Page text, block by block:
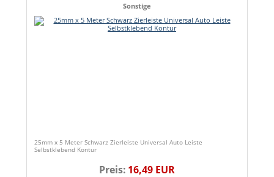
Sonstige
25mm x 5 Meter Schwarz Zierleiste Universal Auto Leiste
Selbstklebend Kontur
Preis: 16,49 EUR